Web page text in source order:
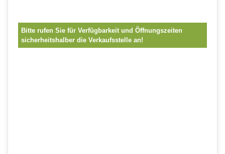
Bitte rufen Sie für Verfügbarkeit und Öffnungszeiten
sicherheitshalber die Verkaufsstelle an!